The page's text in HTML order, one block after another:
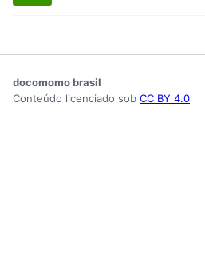
docomomo brasil
Conteúdo licenciado sob CC BY 4.0